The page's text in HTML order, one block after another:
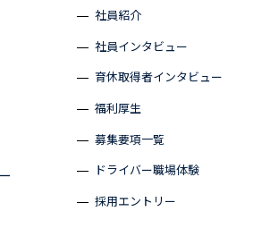
社員紹介
社員インタビュー
育休取得者インタビュー
福利厚生
募集要項一覧
ドライバー職場体験
採用エントリー